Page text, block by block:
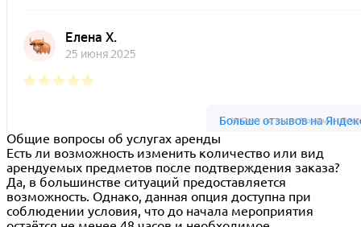
Ус Рент на карте Москвы —
Общие вопросы об услугах аренды
Есть ли возможность изменить количество или вид
арендуемых предметов после подтверждения заказа?
Да, в большинстве ситуаций предоставляется
возможность. Однако, данная опция доступна при
соблюдении условия, что до начала мероприятия